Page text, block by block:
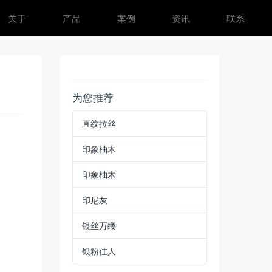
关于 产品 案例 资讯 联系
为您推荐
直纹拉丝
印象柚木
印象柚木
印尼灰
银丝万缕
银粉佳人